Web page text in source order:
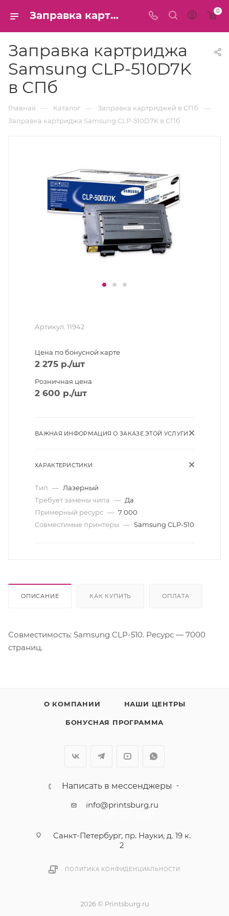
Заправка картриджа Samsung CLP-510D7K в СПб 0
Заправка картриджа
Samsung CLP-510D7K
в СПб
Главная — Каталог — Заправка картриджей в СПб —
Заправка картриджа Samsung CLP-510D7K в СПб
Артикул: 11942
Цена по бонусной карте
2 275 р./шт
Розничная цена
2 600 р./шт
ВАЖНАЯ ИНФОРМАЦИЯ О ЗАКАЗЕ ЭТОЙ УСЛУГИ
ХАРАКТЕРИСТИКИ
Тип — Лазерный
Требует замены чипа — Да
Примерный ресурс — 7 000
Совместимые принтеры — Samsung CLP-510
ОПИСАНИЕ КАК КУПИТЬ ОПЛАТА
Совместимость: Samsung CLP-510. Ресурс — 7000
страниц.
О КОМПАНИИ НАШИ ЦЕНТРЫ
БОНУСНАЯ ПРОГРАММА
Написать в мессенджеры
info@printsburg.ru
Санкт-Петербург, пр. Науки, д. 19 к.
2
ПОЛИТИКА КОНФИДЕНЦИАЛЬНОСТИ
2026 © Printsburg.ru